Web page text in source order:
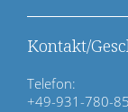
n
ü
b
e
r
Kontakt/
Telefon:
+49-931-780-